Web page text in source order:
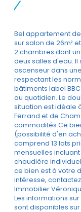
Bel appartement
sur salon de 26m²
2 chambres dont
deux salles d'eau.
ascenseur dans
respectant les
bâtiments label
au quotidien. Le
situation est idéale
Ferrand et de
commodités.Ce
(possibilité d'en
comprend 13 lots
mensuelles
chaudière
ce bien est à votre
intéresse,
Immobilier Véronique
Les informations
sont disponibles sur